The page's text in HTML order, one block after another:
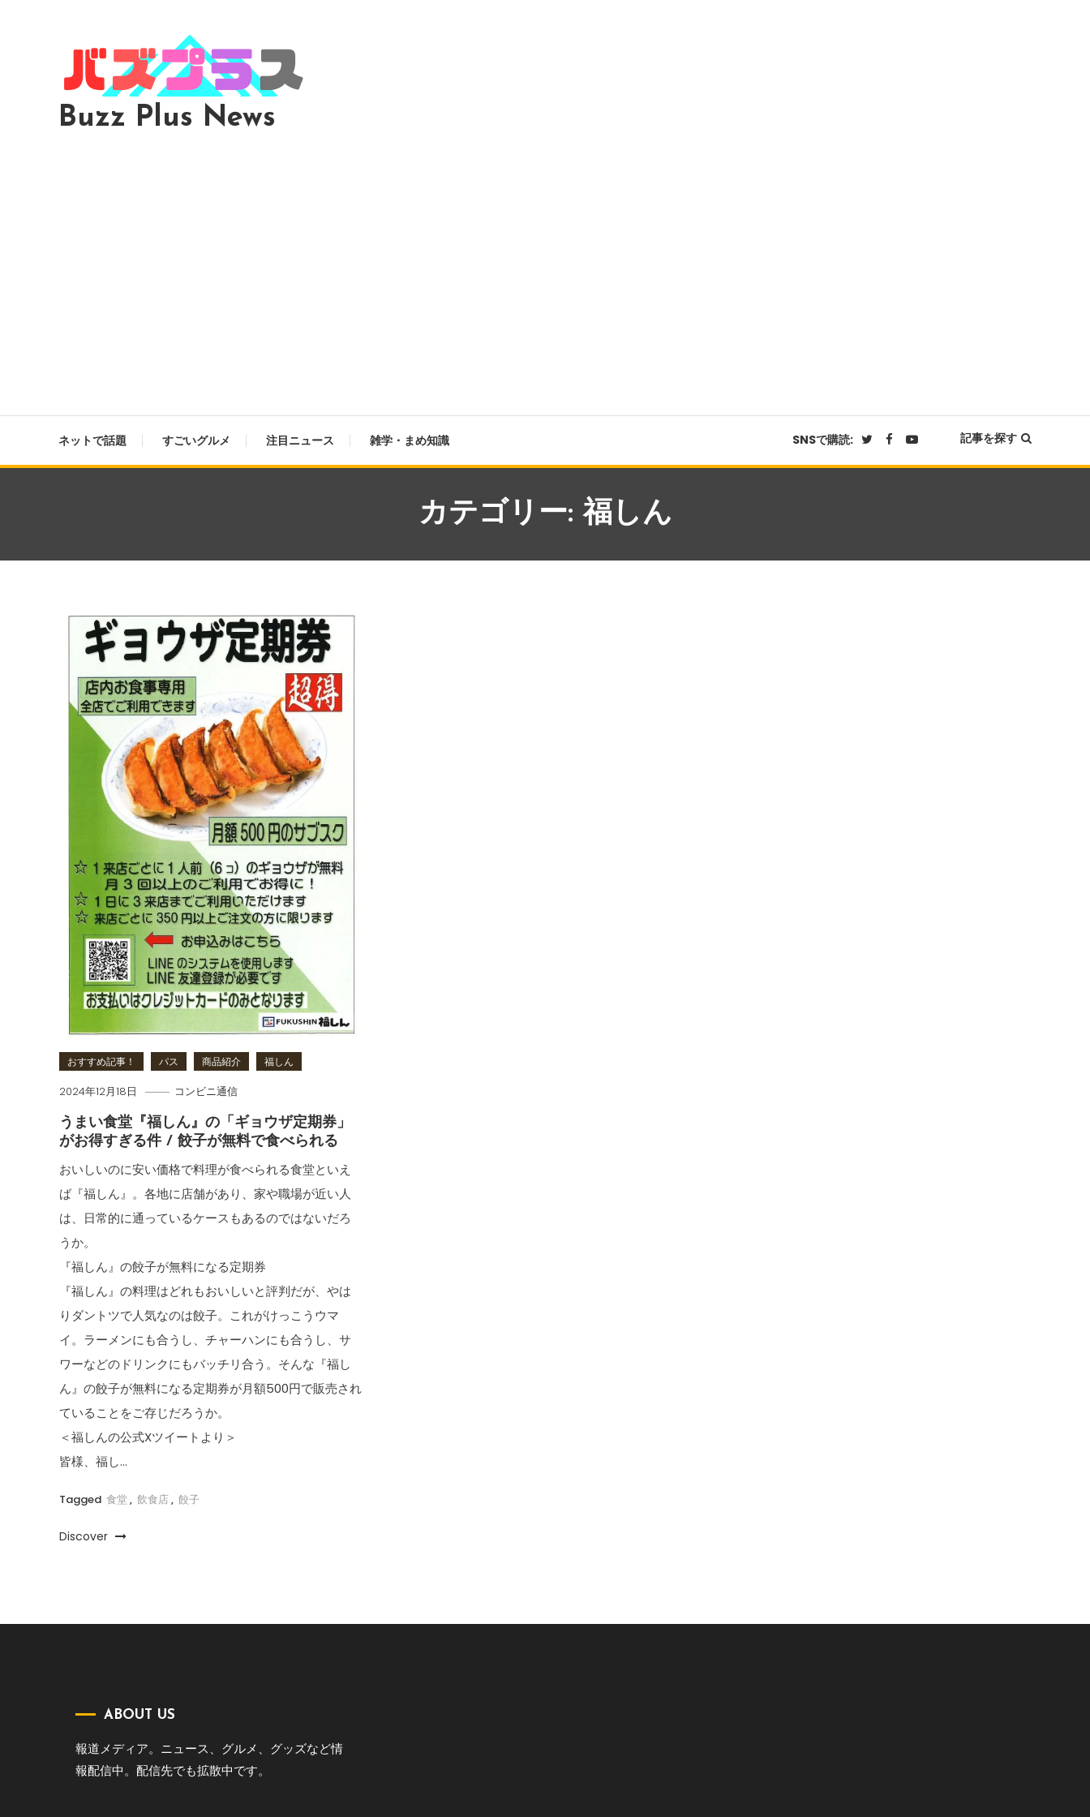
Buzz Plus News
ネットで話題 すごいグルメ 注目ニュース 雑学・まめ知識 SNSで購読: 記事を探す
カテゴリー:福しん
おすすめ記事！ パス 商品紹介 福しん
2024年12月18日 コンビニ通信
うまい食堂『福しん』の「ギョウザ定期券」
がお得すぎる件 / 餃子が無料で食べられる
おいしいのに安い価格で料理が食べられる食堂といえ
ば『福しん』。各地に店舗があり、家や職場が近い人
は、日常的に通っているケースもあるのではないだろ
うか。
『福しん』の餃子が無料になる定期券
『福しん』の料理はどれもおいしいと評判だが、やは
りダントツで人気なのは餃子。これがけっこうウマ
イ。ラーメンにも合うし、チャーハンにも合うし、サ
ワーなどのドリンクにもバッチリ合う。そんな『福し
ん』の餃子が無料になる定期券が月額500円で販売され
ていることをご存じだろうか。
＜福しんの公式Xツイートより＞
皆様、福し…
Tagged 食堂, 飲食店, 餃子
Discover
ABOUT US
報道メディア。ニュース、グルメ、グッズなど情
報配信中。配信先でも拡散中です。